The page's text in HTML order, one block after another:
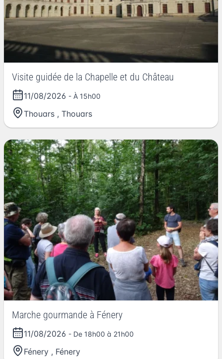
Visite guidée de la Chapelle et du Château
11/08/2026 - À 15h00
Thouars , Thouars
Marche gourmande à Fénery
11/08/2026 - De 18h00 à 21h00
Fénery , Fénery